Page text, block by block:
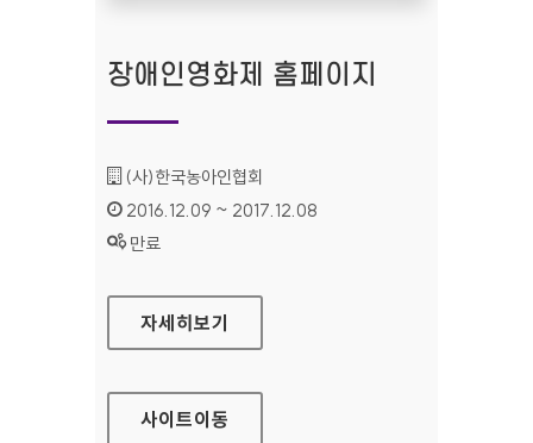
장애인영화제 홈페이지
기관명 :
(사)한국농아인협회
인증기간 :
2016.12.09 ~ 2017.12.08
상태 :
만료
장애인영화제 홈페이지
자세히보기
사이트이동